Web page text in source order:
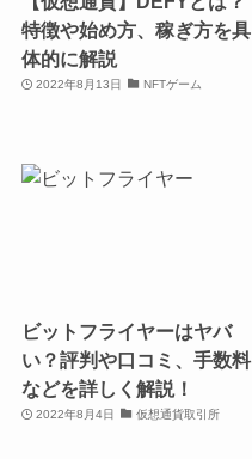
特徴や始め方、稼ぎ方を具
体的に解説
2022年8月13日 NFTゲーム
ビットフライヤーはヤバ
い？評判や口コミ、手数料
などを詳しく解説！
2022年8月4日 仮想通貨取引所